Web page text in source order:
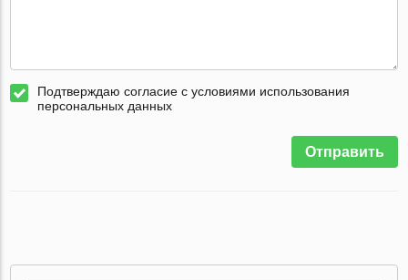
Подтверждаю согласие с условиями использования
персональных данных
Отправить